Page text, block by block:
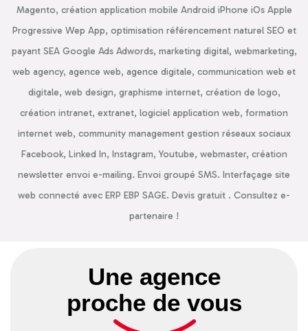
Magento, création application mobile Android iPhone iOs Apple
Progressive Wep App, optimisation référencement naturel SEO et
payant SEA Google Ads Adwords, marketing digital, webmarketing,
web agency, agence web, agence digitale, communication web et
digitale, web design, graphisme internet, création de logo,
création intranet, extranet, logiciel application web, formation
internet web, community management gestion réseaux sociaux
Facebook, Linked In, Instagram, Youtube, webmaster, création
newsletter envoi e-mailing. Envoi groupé SMS. Interfaçage site
web connecté avec ERP EBP SAGE. Devis gratuit . Consultez e-
partenaire !
Une agence
proche de vous